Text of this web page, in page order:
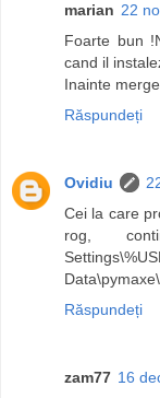
marian 22
Foarte bun
cand il
Inainte
Răspundeți
Ovidiu
Cei la care
rog,
Răspundeți
zam77 16